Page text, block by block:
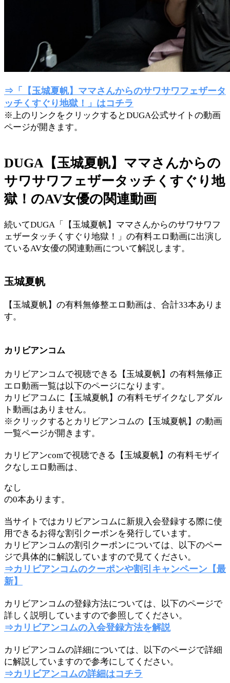
⇒「【玉城夏帆】ママさんからのサワサワフェザータ
ッチくすぐり地獄！」はコチラ
※上のリンクをクリックするとDUGA公式サイトの動画
ページが開きます。
DUGA【玉城夏帆】ママさんからの
サワサワフェザータッチくすぐり地
獄！のAV女優の関連動画
続いてDUGA「【玉城夏帆】ママさんからのサワサワフ
ェザータッチくすぐり地獄！」の有料エロ動画に出演し
ているAV女優の関連動画について解説します。
玉城夏帆
【玉城夏帆】の有料無修整エロ動画は、合計33本ありま
す。
カリビアンコム
カリビアンコムで視聴できる【玉城夏帆】の有料無修正
エロ動画一覧は以下のページになります。
カリビアコムに【玉城夏帆】の有料モザイクなしアダル
ト動画はありません。
※クリックするとカリビアンコムの【玉城夏帆】の動画
一覧ページが開きます。
カリビアンcomで視聴できる【玉城夏帆】の有料モザイ
クなしエロ動画は、
なし
の0本あります。
当サイトではカリビアンコムに新規入会登録する際に使
用できるお得な割引クーポンを発行しています。
カリビアンコムの割引クーポンについては、以下のペー
ジで具体的に解説していますので見てください。
⇒カリビアンコムのクーポンや割引キャンペーン【最
新】
カリビアンコムの登録方法については、以下のページで
詳しく説明していますので参照してください。
⇒カリビアンコムの入会登録方法を解説
カリビアンコムの詳細については、以下のページで詳細
に解説していますので参考にしてください。
⇒カリビアンコムの詳細はコチラ